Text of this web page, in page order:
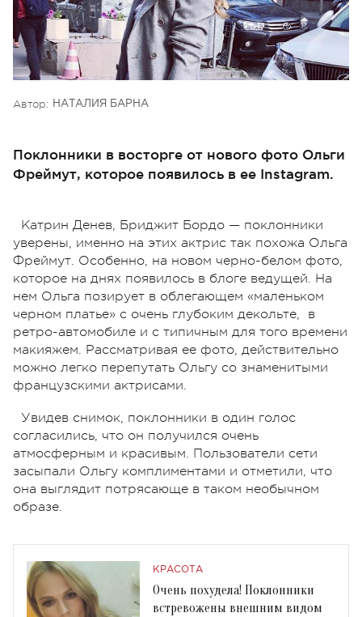
Автор: НАТАЛИЯ БАРНА
Поклонники в восторге от нового фото Ольги
Фреймут, которое появилось в ее Instagram.
Катрин Денев, Бриджит Бордо — поклонники
уверены, именно на этих актрис так похожа Ольга
Фреймут. Особенно, на новом черно-белом фото,
которое на днях появилось в блоге ведущей. На
нем Ольга позирует в облегающем «маленьком
черном платье» с очень глубоким декольте, в
ретро-автомобиле и с типичным для того времени
макияжем. Рассматривая ее фото, действительно
можно легко перепутать Ольгу со знаменитыми
французскими актрисами.
Увидев снимок, поклонники в один голос
согласились, что он получился очень
атмосферным и красивым. Пользователи сети
засыпали Ольгу комплиментами и отметили, что
она выглядит потрясающе в таком необычном
образе.
КРАСОТА
Очень похудела! Поклонники
встревожены внешним видом